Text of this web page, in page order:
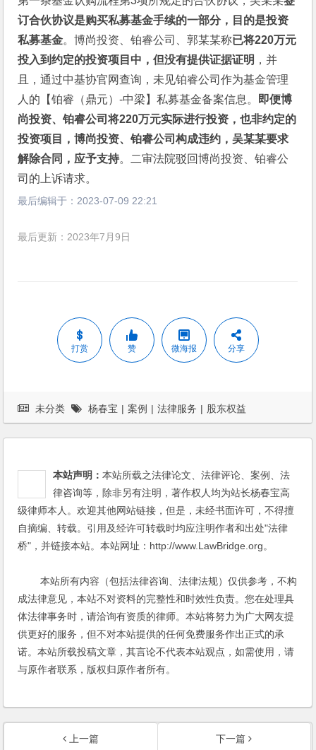
订合伙协议是购买私募基金手续的一部分，目的是投资
私募基金。博尚投资、铂睿公司、郭某某称已将220万元
投入到约定的投资项目中，但没有提供证据证明 ，并
且，通过中基协官网查询，未见铂睿公司作为基金管理
人的【铂睿（鼎元）-中梁】私募基金备案信息。
即便博
尚投资、铂睿公司将220万元实际进行投资，也非约定的
投资项目，博尚投资、铂睿公司构成违约，吴某某要求
解除合同，应予支持。二审法院驳回博尚投资、铂睿公
司的上诉请求。
最后编辑于： 2023-07-09 22:21
最后更新：2023年7月9日
打赏 赞 微海报 分享
未分类 杨春宝 | 案例 | 法律服务 | 股东权益
本站声明：本站所载之法律论文、法律评论、案例、法
律咨询等，除非另有注明，著作权人均为站长杨春宝高
级律师本人。欢迎其他网站链接，但是，未经书面许可，不得擅
自摘编、转载。引用及经许可转载时均应注明作者和出处"法律
桥"，并链接本站。本站网址：http://www.LawBridge.org。
本站所有内容（包括法律咨询、法律法规）仅供参考，不构
成法律意见，本站不对资料的完整性和时效性负责。您在处理具
体法律事务时，请洽询有资质的律师。本站将努力为广大网友提
供更好的服务，但不对本站提供的任何免费服务作出正式的承
诺。本站所载投稿文章，其言论不代表本站观点，如需使用，请
与原作者联系，版权归原作者所有。
上一篇
下一篇